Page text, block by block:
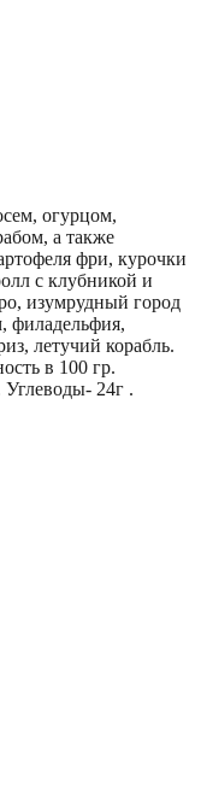
огурцом,
а также
фри, курочки
с клубникой и
изумрудный город
филадельфия,
летучий корабль.
в 100 гр.
24г .